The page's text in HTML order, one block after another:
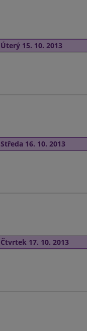
Úterý 15. 10. 2013
Středa 16. 10. 2013
Čtvrtek 17. 10. 2013